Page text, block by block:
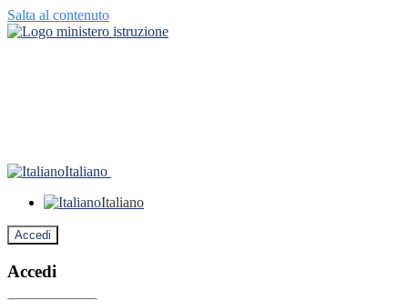
Salta al contenuto
Italiano
Italiano
Accedi
Accedi